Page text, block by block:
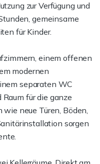
zur Verfügung und
gemeinsame
für Kinder.
einem offenen
modernen
separaten WC
für die ganze
neue Türen, Böden,
sorgen